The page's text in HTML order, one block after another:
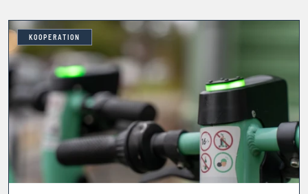
KOOPERATION